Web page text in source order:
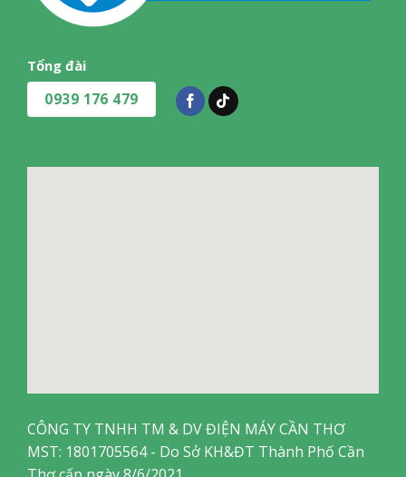
Tổng đài
0939 176 479
CÔNG TY TNHH TM & DV ĐIỆN MÁY CẦN THƠ
MST: 1801705564 - Do Sở KH&ĐT Thành Phố Cần